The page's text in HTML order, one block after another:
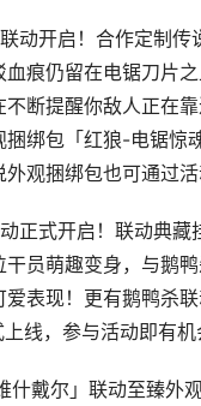
动开启！合作定制传
痕仍留在电锯刀片
不断提醒你敌人正在
捆绑包「红狼-电锯惊
观捆绑包也可通过活
正式开启！联动典藏
员萌趣变身，与鹅
表现！更有鹅鸭杀
线，参与活动即有机
戴尔」联动至臻外观